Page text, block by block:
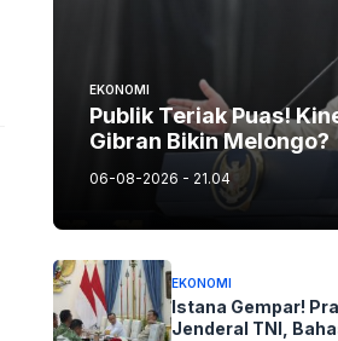
EKONOMI
Publik Teriak Puas!
Gibran Bikin Melongo?
06-08-2026 - 21.04
EKONOMI
Istana Gempar!
Jenderal TNI,